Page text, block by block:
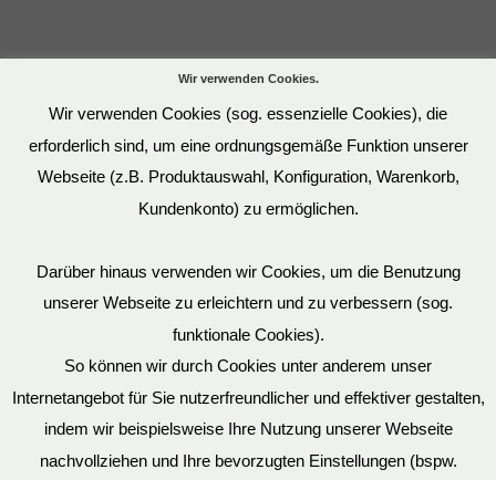
Datenschutz
Wir verwenden Cookies.
Wir verwenden Cookies (sog. essenzielle Cookies), die
erforderlich sind, um eine ordnungsgemäße Funktion unserer
Webseite (z.B. Produktauswahl, Konfiguration, Warenkorb,
Kundenkonto) zu ermöglichen.
Darüber hinaus verwenden wir Cookies, um die Benutzung
unserer Webseite zu erleichtern und zu verbessern (sog.
funktionale Cookies).
So können wir durch Cookies unter anderem unser
Internetangebot für Sie nutzerfreundlicher und effektiver gestalten,
indem wir beispielsweise Ihre Nutzung unserer Webseite
nachvollziehen und Ihre bevorzugten Einstellungen (bspw.